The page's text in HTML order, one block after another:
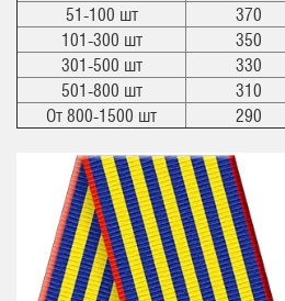
51-100 шт
370
101-300 шт
350
301-500 шт
330
501-800 шт
310
От 800-1500 шт
290